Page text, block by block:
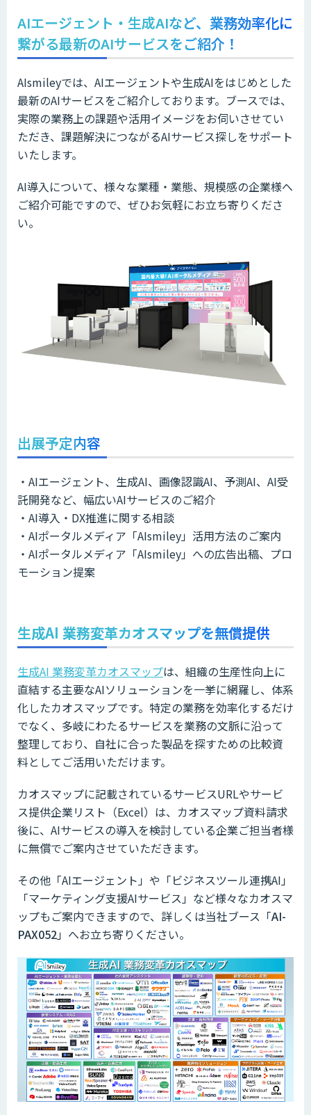
AIエージェント・生成AIなど、業務効率化に
繋がる最新のAIサービスをご紹介！
AIsmileyでは、AIエージェントや生成AIをはじめとした
最新のAIサービスをご紹介しております。ブースでは、
実際の業務上の課題や活用イメージをお伺いさせてい
ただき、課題解決につながるAIサービス探しをサポート
いたします。
AI導入について、様々な業種・業態、規模感の企業様へ
ご紹介可能ですので、ぜひお気軽にお立ち寄りくださ
い。
出展予定内容
・AIエージェント、生成AI、画像認識AI、予測AI、AI受
託開発など、幅広いAIサービスのご紹介
・AI導入・DX推進に関する相談
・AIポータルメディア「AIsmiley」活用方法のご案内
・AIポータルメディア「AIsmiley」への広告出稿、プロ
モーション提案
生成AI 業務変革カオスマップを無償提供
生成AI 業務変革カオスマップは、組織の生産性向上に
直結する主要なAIソリューションを一挙に網羅し、体系
化したカオスマップです。特定の業務を効率化するだけ
でなく、多岐にわたるサービスを業務の文脈に沿って
整理しており、自社に合った製品を探すための比較資
料としてご活用いただけます。
カオスマップに記載されているサービスURLやサービ
ス提供企業リスト（Excel）は、カオスマップ資料請求
後に、AIサービスの導入を検討している企業ご担当者様
に無償でご案内させていただきます。
その他「AIエージェント」や「ビジネスツール連携AI」
「マーケティング支援AIサービス」など様々なカオスマ
ップもご案内できますので、詳しくは当社ブース「AI-
PAX052」へお立ち寄りください。